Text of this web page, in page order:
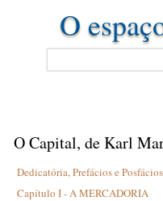
O
O Capital, de Karl
Dedicatória, Prefácios e Posfácios
Capítulo I - A MERCADORIA